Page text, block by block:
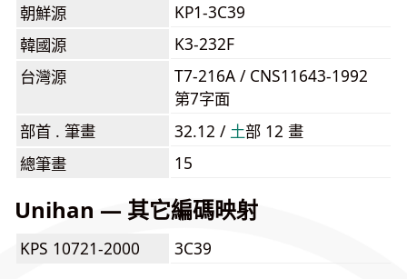
朝鮮源
KP1-3C39
韓國源
K3-232F
台灣源
T7-216A / CNS11643-1992
第7字面
部首 . 筆畫
32.12 / ⼟部 12 畫
總筆畫
15
Unihan — 其它編碼映射
KPS 10721-2000 3C39